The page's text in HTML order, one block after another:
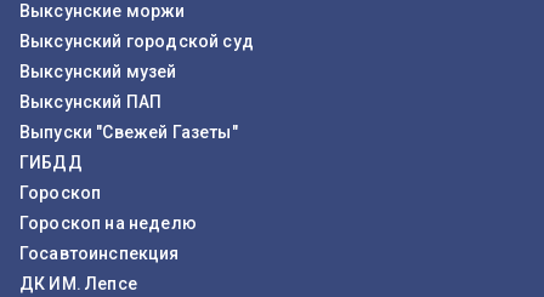
Выксунские моржи
Выксунский городской суд
Выксунский музей
Выксунский ПАП
Выпуски "Свежей Газеты"
ГИБДД
Гороскоп
Гороскоп на неделю
Госавтоинспекция
ДК ИМ. Лепсе